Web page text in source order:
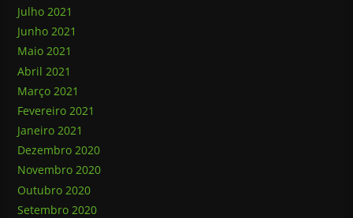
Julho 2021
Junho 2021
Maio 2021
Abril 2021
Março 2021
Fevereiro 2021
Janeiro 2021
Dezembro 2020
Novembro 2020
Outubro 2020
Setembro 2020